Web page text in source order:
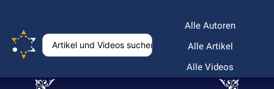
Alle Autoren
Alle Artikel
Alle Videos